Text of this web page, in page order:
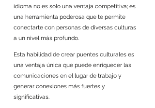
idioma no es solo una ventaja competitiva; es
una herramienta poderosa que te permite
conectarte con personas de diversas culturas
a un nivel más profundo.
Esta habilidad de crear puentes culturales es
una ventaja única que puede enriquecer las
comunicaciones en el lugar de trabajo y
generar conexiones más fuertes y
significativas.